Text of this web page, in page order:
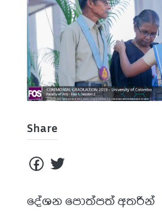
Share
දේශන පොත්පත් අතරින්